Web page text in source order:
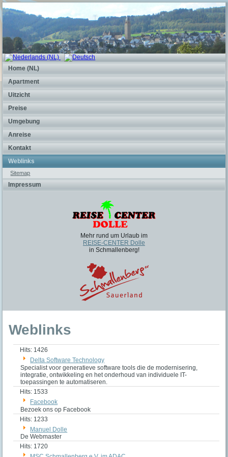
Home (NL)
Apartment
Uitzicht
Preise
Umgebung
Anreise
Kontakt
Weblinks
Sitemap
Impressum
Mehr rund um Urlaub im
REISE-CENTER Dolle
in Schmallenberg!
Weblinks
Hits: 1426
Delta Software Technology
Specialist voor generatieve software tools die de modernisering,
integratie, ontwikkeling en het onderhoud van individuele IT-
toepassingen te automatiseren.
Hits: 1533
Facebook
Bezoek ons op Facebook
Hits: 1233
Manuel Dolle
De Webmaster
Hits: 1720